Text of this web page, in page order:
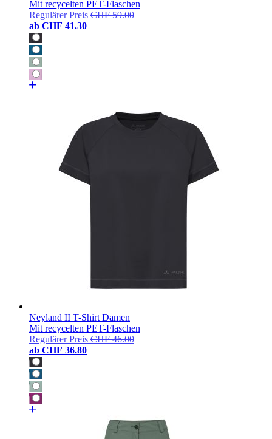
Mit recycelten PET-Flaschen
Regulärer Preis CHF 59.00
ab CHF 41.30
Neyland II T-Shirt Damen
Mit recycelten PET-Flaschen
Regulärer Preis CHF 46.00
ab CHF 36.80